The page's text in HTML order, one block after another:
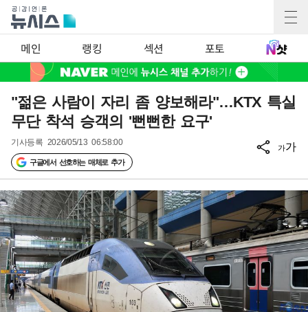
메인 랭킹 섹션 포토
"젊은 사람이 자리 좀 양보해라"…KTX 특실
무단 착석 승객의 '뻔뻔한 요구'
기사등록 2026/05/13 06:58:00
구글에서 선호하는 매체로 추가
가가